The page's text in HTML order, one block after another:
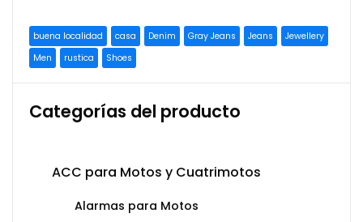
buena localidad casa Denim Gray Jeans Jeans
Jewellery
Men
rustica Shoes
Categorías del producto
ACC para Motos y Cuatrimotos
Alarmas para Motos